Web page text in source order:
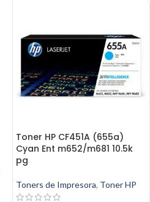
Toner HP CF451A (655a)
Cyan Ent m652/m681 10.5k
pg
Toners de Impresora, Toner HP